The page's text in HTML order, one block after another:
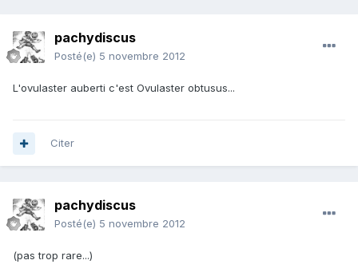
pachydiscus
Posté(e) 5 novembre 2012
L'ovulaster auberti c'est Ovulaster obtusus...
Citer
pachydiscus
Posté(e) 5 novembre 2012
(pas trop rare...)